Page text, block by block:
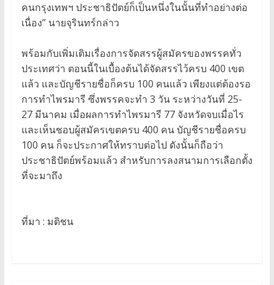
คนกรุงเทพฯ ประชาธิปัตย์ก็เป็นหนึ่งในนั้นที่ทำอย่างต่อ
เนื่อง” นายจุรินทร์กล่าว
พร้อมกับเพิ่มเติมเรื่องการจัดสรรผู้สมัครของพรรคทั่ว
ประเทศว่า ตอนนี้ในเบื้องต้นได้จัดสรรไว้ครบ 400 เขต
แล้ว และบัญชีรายชื่อก็ครบ 100 คนแล้ว เพียงแต่ต้องรอ
การทำไพรมารี ซึ่งพรรคจะทำ 3 วัน ระหว่างวันที่ 25-
27 มีนาคม เมื่อผลการทำไพรมารี 77 จังหวัดจบเมื่อไร
และเห็นชอบผู้สมัครเขตครบ 400 คน บัญชีรายชื่อครบ
100 คน ก็จะประกาศให้ทราบต่อไป ดังนั้นก็ถือว่า
ประชาธิปัตย์พร้อมแล้ว สำหรับการลงสนามการเลือกตั้ง
ที่จะมาถึง
ที่มา : มติชน